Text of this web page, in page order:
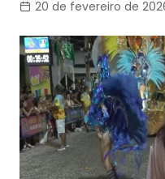
20 de fevereiro de